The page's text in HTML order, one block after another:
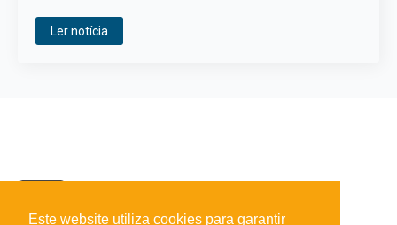
Ler notícia
Este website utiliza cookies para garantir